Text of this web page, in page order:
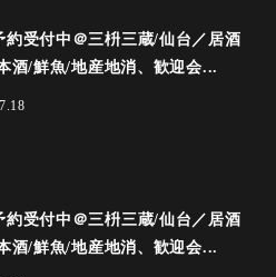
約受付中＠三枡三蔵/仙台／居酒
酒/鮮魚/地産地消、歓迎会...
約受付中＠三枡三蔵/仙台／居酒
酒/鮮魚/地産地消、歓迎会...